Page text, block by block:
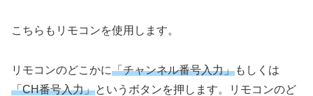
こちらもリモコンを使用します。
リモコンのどこかに「チャンネル番号入力」もしくは
「CH番号入力」というボタンを押します。リモコンのど